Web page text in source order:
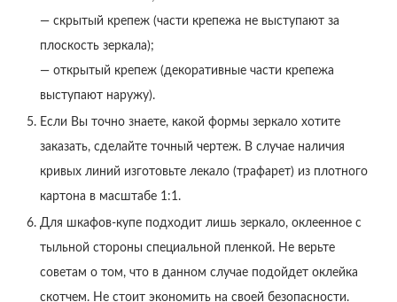
— скрытый крепеж (части крепежа не выступают за
плоскость зеркала);
— открытый крепеж (декоративные части крепежа
выступают наружу).
Если Вы точно знаете, какой формы зеркало хотите
заказать, сделайте точный чертеж. В случае наличия
кривых линий изготовьте лекало (трафарет) из плотного
картона в масштабе 1:1.
Для шкафов-купе подходит лишь зеркало, оклеенное с
тыльной стороны специальной пленкой. Не верьте
советам о том, что в данном случае подойдет оклейка
скотчем. Не стоит экономить на своей безопасности.